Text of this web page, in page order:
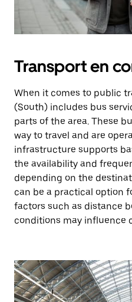
Transport en
When it comes to public
(South) includes bus
parts of the area. These
way to travel and are
infrastructure supports
the availability and
depending on the
can be a practical option
factors such as distance
conditions may influence